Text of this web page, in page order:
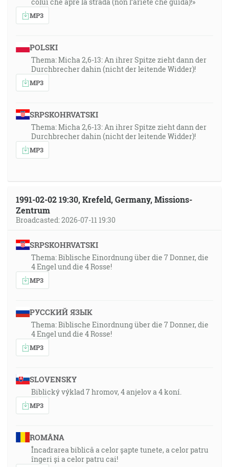
MP3
POLSKI
Thema: Micha 2,6-13: An ihrer Spitze zieht dann der
Durchbrecher dahin (nicht der leitende Widder)!
MP3
SRPSKOHRVATSKI
Thema: Micha 2,6-13: An ihrer Spitze zieht dann der
Durchbrecher dahin (nicht der leitende Widder)!
MP3
1991-02-02 19:30, Krefeld, Germany, Missions-
Zentrum
Broadcasted: 2026-07-11 19:30
SRPSKOHRVATSKI
Thema: Biblische Einordnung über die 7 Donner, die
4 Engel und die 4 Rosse!
MP3
РУССКИЙ ЯЗЫК
Thema: Biblische Einordnung über die 7 Donner, die
4 Engel und die 4 Rosse!
MP3
SLOVENSKY
Biblický výklad 7 hromov, 4 anjelov a 4 koní.
MP3
ROMÂNA
Încadrarea biblică a celor șapte tunete, a celor patru
îngeri și a celor patru cai!